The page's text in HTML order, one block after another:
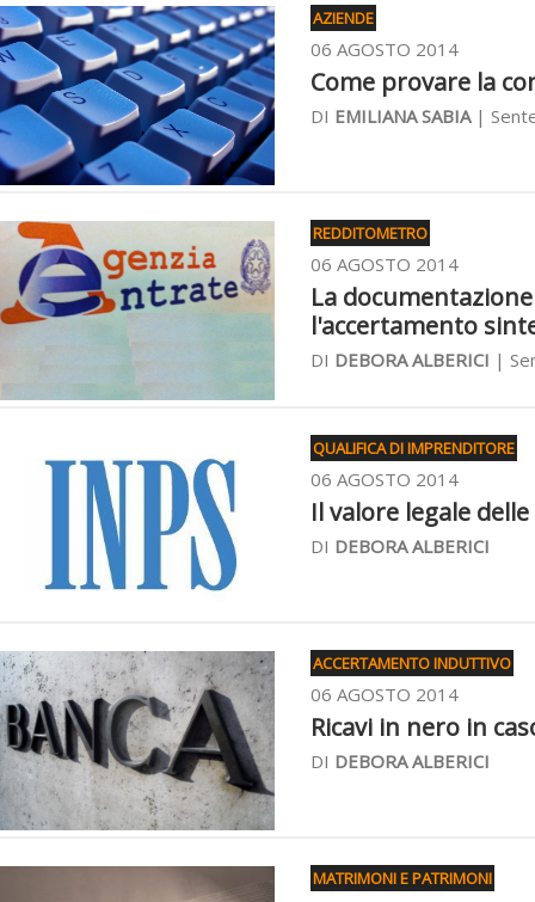
AZIENDE
06 AGOSTO 2014
Come provare la
DI EMILIANA SABIA|
REDDITOMETRO
06 AGOSTO 2014
La
l'accertamento
DI DEBORA ALBERICI |
QUALIFICA DI IMPRENDITORE
06 AGOSTO 2014
Il valore legale
DI DEBORA ALBERICI
ACCERTAMENTO INDUTTIVO
06 AGOSTO 2014
Ricavi in nero in
DI DEBORA ALBERICI
MATRIMONI E PATRIMONI